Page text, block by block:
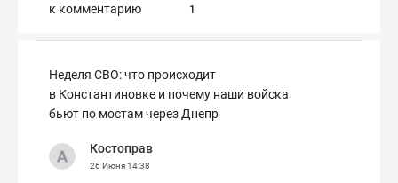
к комментарию 1
Неделя СВО: что происходит
в Константиновке и почему наши войска
бьют по мостам через Днепр
Костоправ
26 Июня14:38